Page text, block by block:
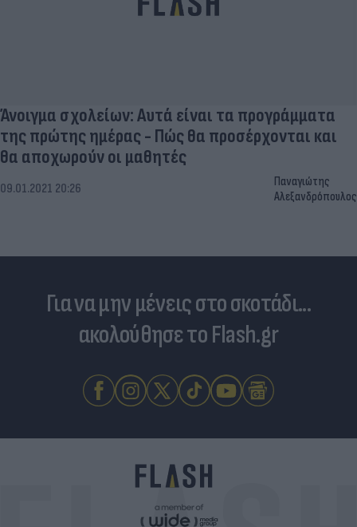
Άνοιγμα σχολείων: Αυτά είναι τα προγράμματα
της πρώτης ημέρας - Πώς θα προσέρχονται και
θα αποχωρούν οι μαθητές
09.01.2021 20:26
Παναγιώτης
Αλεξανδρόπουλος
Για να μην μένεις στο σκοτάδι...
ακολούθησε το Flash.gr